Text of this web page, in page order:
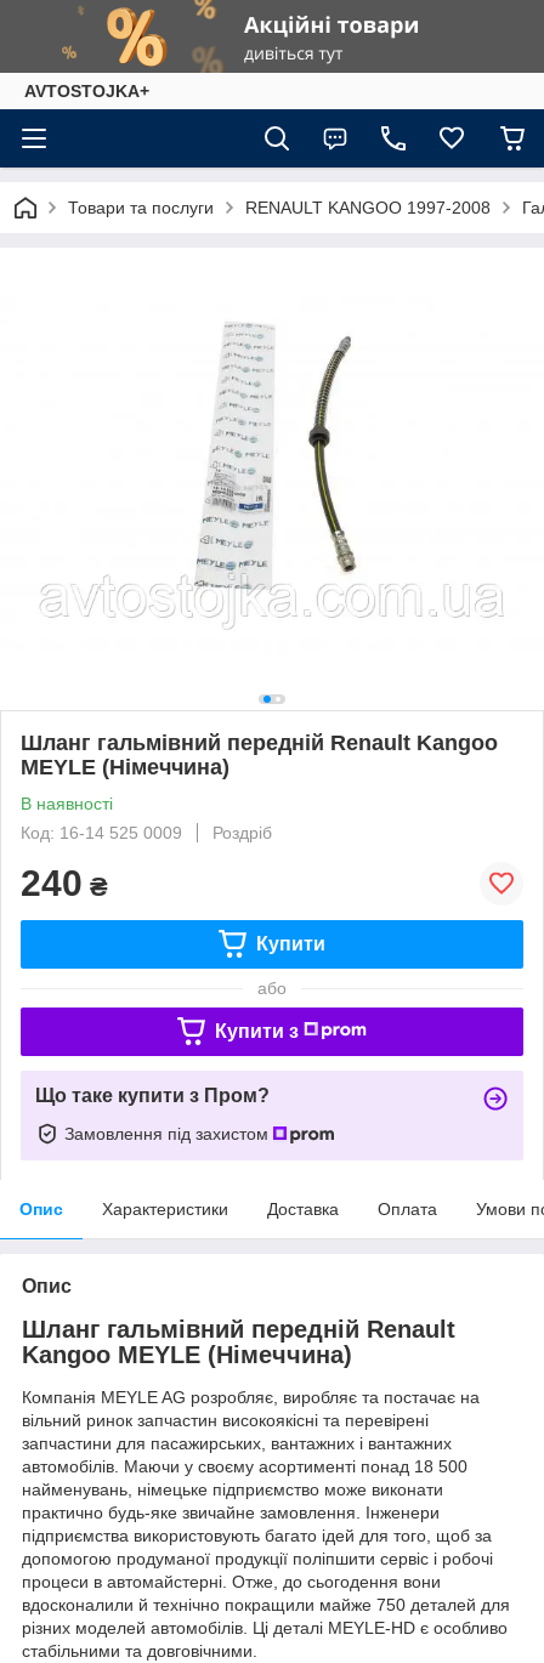
AVTOSTOJKA+
Товари та послуги RENAULT KANGOO 1997-2008
Шланг гальмівний передній Renault Kangoo
MEYLE (Німеччина)
В наявності
Код: 16-14 525 0009
Роздріб
240 ₴
Купити
або
Купити з
Що таке купити з Пром?
Замовлення під захистом
Опис Характеристики Доставка Оплата Умови
Опис
Шланг гальмівний передній Renault
Kangoo MEYLE (Німеччина)
Компанія MEYLE AG розробляє, виробляє та постачає на
вільний ринок запчастин високоякісні та перевірені
запчастини для пасажирських, вантажних і вантажних
автомобілів. Маючи у своєму асортименті понад 18 500
найменувань, німецьке підприємство може виконати
практично будь-яке звичайне замовлення. Інженери
підприємства використовують багато ідей для того, щоб за
допомогою продуманої продукції поліпшити сервіс і робочі
процеси в автомайстерні. Отже, до сьогодення вони
вдосконалили й технічно покращили майже 750 деталей для
різних моделей автомобілів. Ці деталі MEYLE-HD є особливо
стабільними та довговічними.